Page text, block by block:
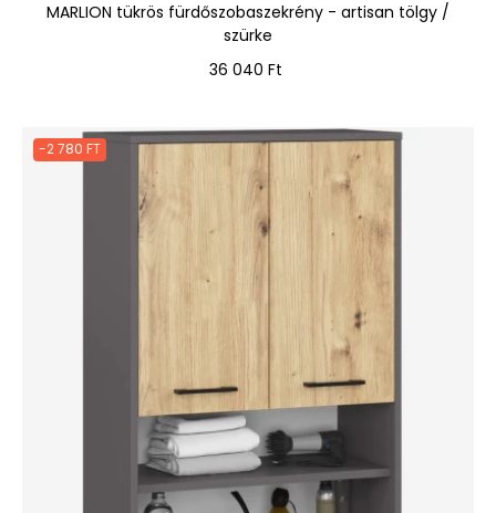
MARLION tükrös fürdőszobaszekrény - artisan tölgy /
szürke
Ár
36 040 Ft
-2 780 FT